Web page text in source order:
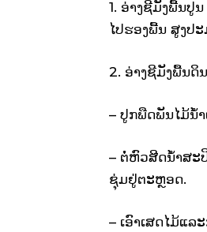
1. ອ່າງຊີມັງພື້ນປູ
ໄປຮອງພື້ນ ສູງປ
2. ອ່າງຊີມັງພື້ນດິ
– ປູກພືດພັນໄມ້ນ້
– ຕໍ່ຫົວສີດນ້ຳສະ
ຊຸ່ມຢູ່ຕະຫຼອດ.
– ເອົາເສດໄມ້ແລ